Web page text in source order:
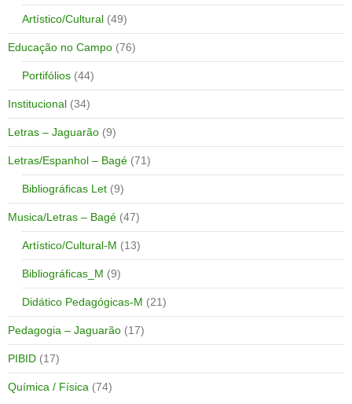
Artístico/Cultural (49)
Educação no Campo (76)
Portifólios (44)
Institucional (34)
Letras – Jaguarão (9)
Letras/Espanhol – Bagé (71)
Bibliográficas Let (9)
Musica/Letras – Bagé (47)
Artístico/Cultural-M (13)
Bibliográficas_M (9)
Didático Pedagógicas-M (21)
Pedagogia – Jaguarão (17)
PIBID (17)
Química / Física (74)